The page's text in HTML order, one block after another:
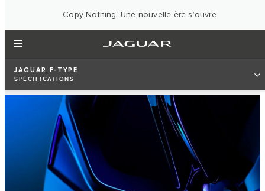
Copy Nothing. Une nouvelle ère s’ouvre
JAGUAR F-TYPE
SPÉCIFICATIONS